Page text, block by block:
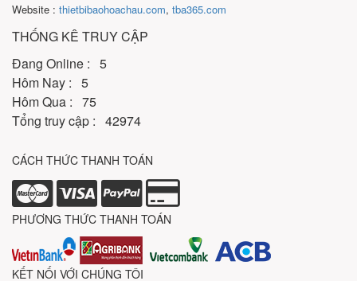
Website : thietbibaohoachau.com, tba365.com
THỐNG KÊ TRUY CẬP
Đang Online : 5
Hôm Nay : 5
Hôm Qua : 75
Tổng truy cập : 42974
CÁCH THỨC THANH TOÁN
PHƯƠNG THỨC THANH TOÁN
KẾT NỐI VỚI CHÚNG TÔI